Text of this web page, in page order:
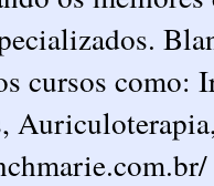
cursos como: